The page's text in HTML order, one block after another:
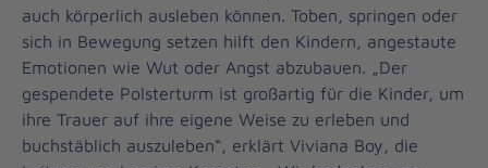
auch körperlich ausleben können. Toben, springen oder
sich in Bewegung setzen hilft den Kindern, angestaute
Emotionen wie Wut oder Angst abzubauen. „Der
gespendete Polsterturm ist großartig für die Kinder, um
ihre Trauer auf ihre eigene Weise zu erleben und
buchstäblich auszuleben“, erklärt Viviana Boy, die